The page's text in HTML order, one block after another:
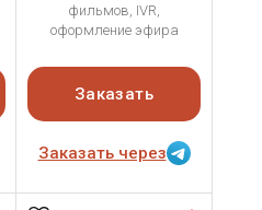
фильмов, IVR,
оформление эфира
Заказать
Заказать через